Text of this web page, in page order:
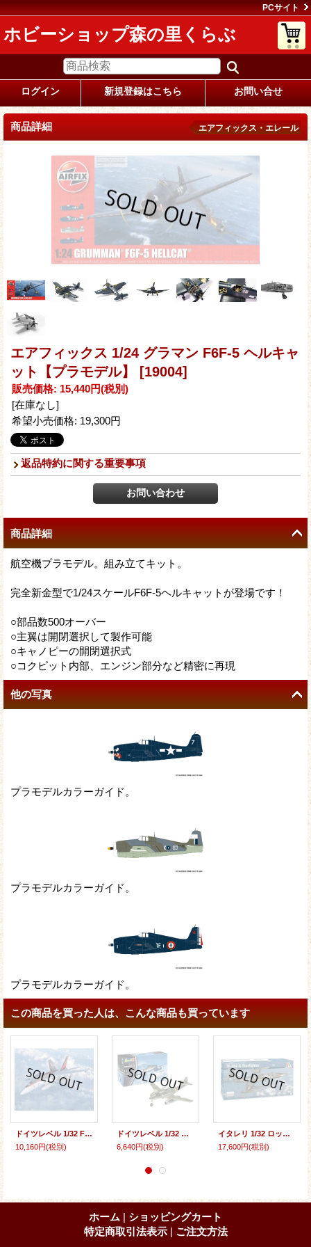
PCサイト
ホビーショップ森の里くらぶ
ログイン 新規登録はこちら お問い合せ
商品詳細 エアフィックス・エレール
エアフィックス 1/24 グラマン F6F-5 ヘルキャ
ット【プラモデル】
[19004]
販売価格: 15,440円(税別)
[在庫なし]
希望小売価格: 19,300円
返品特約に関する重要事項
商品詳細
航空機プラモデル。組み立てキット。
完全新金型で1/24スケールF6F-5ヘルキャットが登場です！
○部品数500オーバー
○主翼は開閉選択して製作可能
○キャノピーの開閉選択式
○コクピット内部、エンジン部分など精密に再現
他の写真
プラモデルカラーガイド。
プラモデルカラーガイド。
プラモデルカラーガイド。
この商品を買った人は、こんな商品も買っています
ドイツレベル 1/32 F/A-18F スーパーホーネット【プラモデル】
10,160円(税別)
ドイツレベル 1/32 メッサーシュミット Me262A-1/A-2 ジェット戦闘機【プラモデル】
6,640円(税別)
イタレリ 1/32 ロッキード TF-104G スターファイター(複座型)【プラモデル】
17,600円(税別)
ホーム | ショッピングカート
特定商取引法表示 | ご注文方法